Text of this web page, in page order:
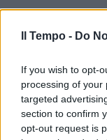
Il Tempo - Do
If you wish to opt-
processing of your
targeted
section to confirm
opt-out request is